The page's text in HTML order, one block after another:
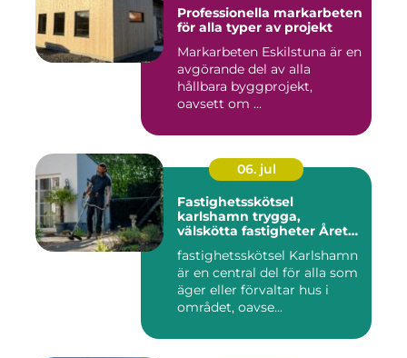
Professionella markarbeten
för alla typer av projekt
Markarbeten Eskilstuna är en
avgörande del av alla
hållbara byggprojekt,
oavsett om ...
06. jul
Fastighetsskötsel
karlshamn trygga,
välskötta fastigheter Året
fastighetsskötsel Karlshamn
är en central del för alla som
äger eller förvaltar hus i
området, oavse...